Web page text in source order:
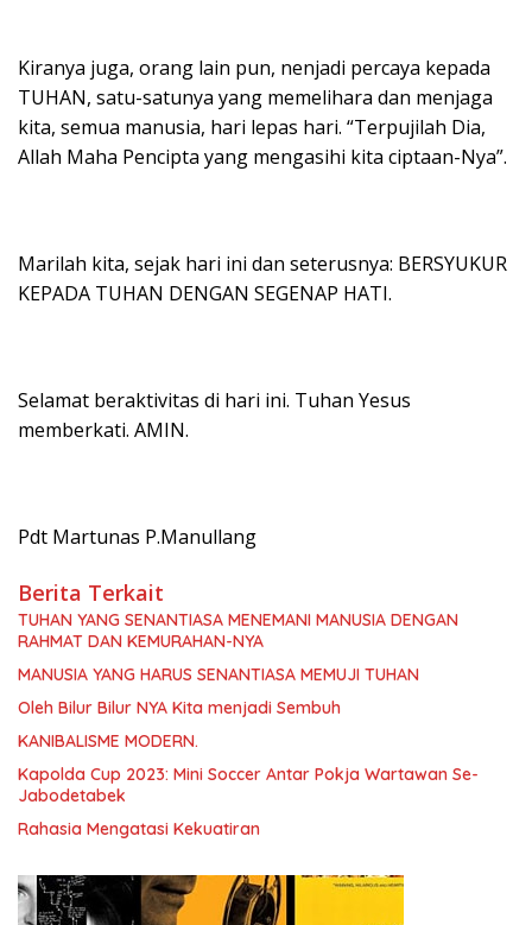
Kiranya juga, orang lain pun, nenjadi percaya kepada
TUHAN, satu-satunya yang memelihara dan menjaga
kita, semua manusia, hari lepas hari. “Terpujilah Dia,
Allah Maha Pencipta yang mengasihi kita ciptaan-Nya”.
Marilah kita, sejak hari ini dan seterusnya: BERSYUKUR
KEPADA TUHAN DENGAN SEGENAP HATI.
Selamat beraktivitas di hari ini. Tuhan Yesus
memberkati. AMIN.
Pdt Martunas P.Manullang
Berita Terkait
TUHAN YANG SENANTIASA MENEMANI MANUSIA DENGAN
RAHMAT DAN KEMURAHAN-NYA
MANUSIA YANG HARUS SENANTIASA MEMUJI TUHAN
Oleh Bilur Bilur NYA Kita menjadi Sembuh
KANIBALISME MODERN.
Kapolda Cup 2023: Mini Soccer Antar Pokja Wartawan Se-
Jabodetabek
Rahasia Mengatasi Kekuatiran